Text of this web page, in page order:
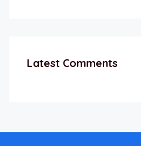
Latest Comments